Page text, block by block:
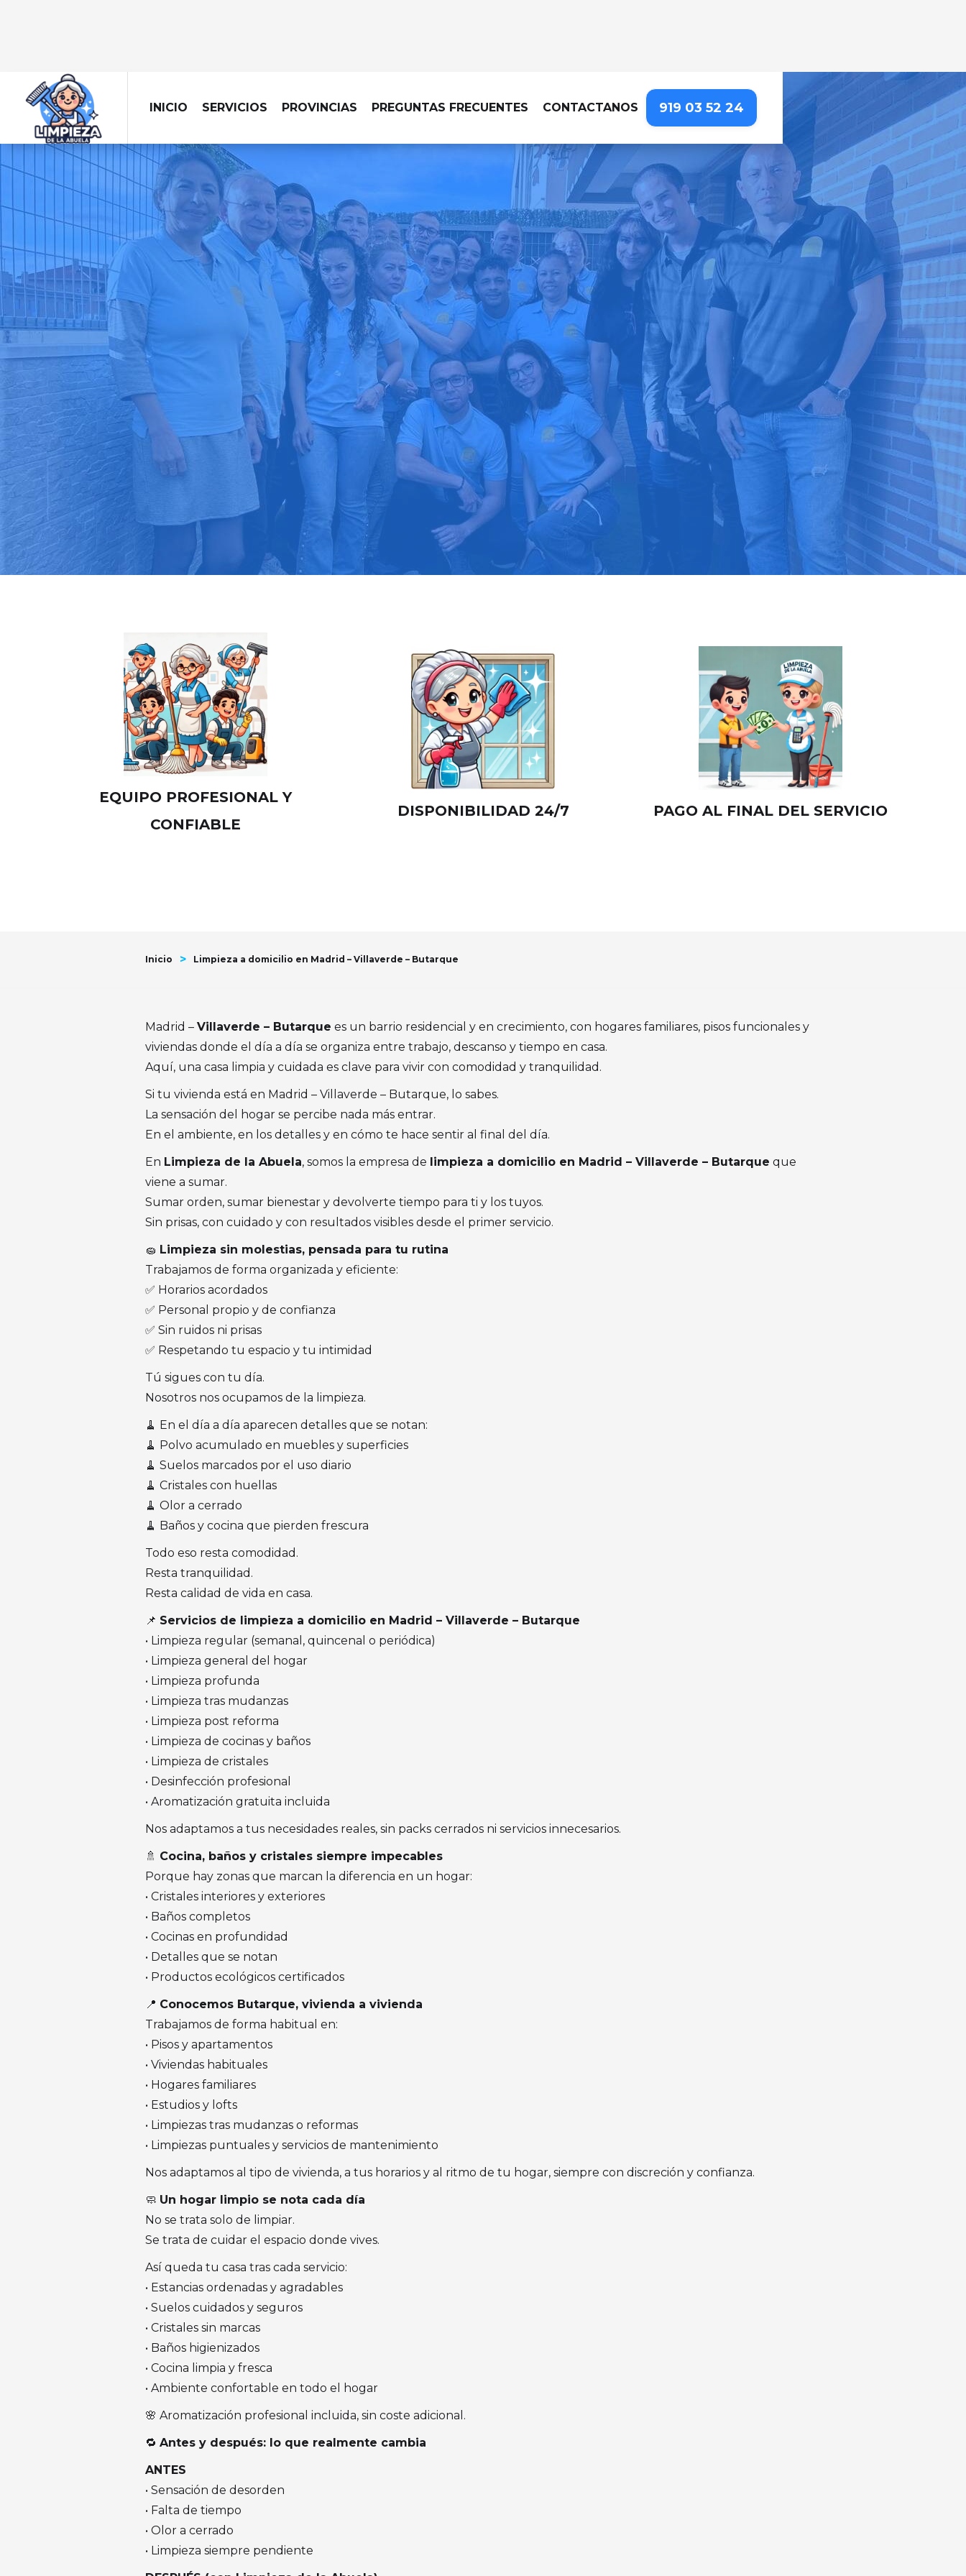
INICIO SERVICIOS PROVINCIAS PREGUNTAS FRECUENTES CONTACTANOS 919 03 52 24
LIMPIEZA A DOMICILIO EN MADRID – VILLAVERDE – BUTARQUE
Tu hogar siempre estará impecable con nosotros – profesionales de
confianza que cuidan cada detalle
Pide tu presupuesto gratis
Llama hoy: 919 03 52 24
Más de 1000 clientes confían en nosotros ⭐⭐⭐⭐⭐
EQUIPO PROFESIONAL Y
CONFIABLE
DISPONIBILIDAD 24/7 PAGO AL FINAL DEL SERVICIO
Inicio > Limpieza a domicilio en Madrid – Villaverde – Butarque
Madrid – Villaverde – Butarque es un barrio residencial y en crecimiento, con hogares familiares, pisos funcionales y
viviendas donde el día a día se organiza entre trabajo, descanso y tiempo en casa.
Aquí, una casa limpia y cuidada es clave para vivir con comodidad y tranquilidad.
Si tu vivienda está en Madrid – Villaverde – Butarque, lo sabes.
La sensación del hogar se percibe nada más entrar.
En el ambiente, en los detalles y en cómo te hace sentir al final del día.
En Limpieza de la Abuela, somos la empresa de limpieza a domicilio en Madrid – Villaverde – Butarque que
viene a sumar.
Sumar orden, sumar bienestar y devolverte tiempo para ti y los tuyos.
Sin prisas, con cuidado y con resultados visibles desde el primer servicio.
🧽 Limpieza sin molestias, pensada para tu rutina
Trabajamos de forma organizada y eficiente:
✅ Horarios acordados
✅ Personal propio y de confianza
✅ Sin ruidos ni prisas
✅ Respetando tu espacio y tu intimidad
Tú sigues con tu día.
Nosotros nos ocupamos de la limpieza.
🧹 En el día a día aparecen detalles que se notan:
🧹 Polvo acumulado en muebles y superficies
🧹 Suelos marcados por el uso diario
🧹 Cristales con huellas
🧹 Olor a cerrado
🧹 Baños y cocina que pierden frescura
Todo eso resta comodidad.
Resta tranquilidad.
Resta calidad de vida en casa.
📌 Servicios de limpieza a domicilio en Madrid – Villaverde – Butarque
• Limpieza regular (semanal, quincenal o periódica)
• Limpieza general del hogar
• Limpieza profunda
• Limpieza tras mudanzas
• Limpieza post reforma
• Limpieza de cocinas y baños
• Limpieza de cristales
• Desinfección profesional
• Aromatización gratuita incluida
Nos adaptamos a tus necesidades reales, sin packs cerrados ni servicios innecesarios.
🚿 Cocina, baños y cristales siempre impecables
Porque hay zonas que marcan la diferencia en un hogar:
• Cristales interiores y exteriores
• Baños completos
• Cocinas en profundidad
• Detalles que se notan
• Productos ecológicos certificados
📍 Conocemos Butarque, vivienda a vivienda
Trabajamos de forma habitual en:
• Pisos y apartamentos
• Viviendas habituales
• Hogares familiares
• Estudios y lofts
• Limpiezas tras mudanzas o reformas
• Limpiezas puntuales y servicios de mantenimiento
Nos adaptamos al tipo de vivienda, a tus horarios y al ritmo de tu hogar, siempre con discreción y confianza.
🧼 Un hogar limpio se nota cada día
No se trata solo de limpiar.
Se trata de cuidar el espacio donde vives.
Así queda tu casa tras cada servicio:
• Estancias ordenadas y agradables
• Suelos cuidados y seguros
• Cristales sin marcas
• Baños higienizados
• Cocina limpia y fresca
• Ambiente confortable en todo el hogar
🌸 Aromatización profesional incluida, sin coste adicional.
🔁 Antes y después: lo que realmente cambia
ANTES
• Sensación de desorden
• Falta de tiempo
• Olor a cerrado
• Limpieza siempre pendiente